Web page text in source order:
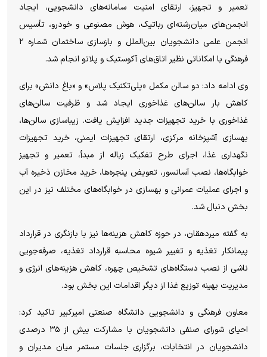
تعمیر و تجهیز، ارتقای امنیت سامانه‌های دانشجویی، ایجاد
انجمن‌های میان‌رشته‌ای رباتیک، هوش مصنوعی و خودرو، تأسیس
انجمن علمی دانشجویان بین‌الملل و بازسازی ساختمان شماره ۲
فرهنگی با امکاناتی نظیر اتاق‌های آکوستیک و پلاتو انجام شد.
وی ادامه داد: دو سالن مکمل «پلی‌تکنیک پلاس» و «باغ دانش» برای
کاهش بار سالن‌های غذاخوری ایجاد شد و ظرفیت سالن‌های
غذاخوری با خرید تجهیزات جدید افزایش یافت. زیباسازی سالن‌ها،
بهسازی آشپزخانه مرکزی، ارتقای تجهیزات ایمنی، خرید تجهیزات
نگهداری غذا، اجرای طرح تفکیک زباله از مبدأ، تعمیر و تجهیز
خوابگاه‌ها، نصب آسانسور، تعویض پنجره‌ها، خرید مخازن ذخیره آب
و اجرای عملیات عمرانی و بهسازی در خوابگاه‌های مختلف نیز در این
بخش دنبال شد.
به گفته میردهقان، در حوزه کاهش هزینه‌ها نیز با بازنگری در قرارداد
پیمانکار تغذیه و تغییر شیوه محاسبه قرارداد تغذیه، صرفه‌جویی
ناشی از نصب دستگاه‌های تشخیص چهره، کاهش هزینه‌های انرژی و
مدیریت بهینه توزیع غذا از دیگر اقدامات این بخش بود.
معاون فرهنگی و دانشجویی دانشگاه صنعتی امیرکبیر تاکید کرد:
احیای شورای صنفی دانشجویان با مشارکت بیش از ۳۵ درصدی
دانشجویان در انتخابات، برگزاری جلسات مستمر میان مدیران و